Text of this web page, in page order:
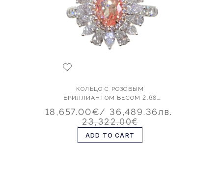
КОЛЬЦО С РОЗОВЫМ
БРИЛЛИАНТОМ ВЕСОМ 2,68
18,657.00€/ 36,489.36лв.
23,322.00€
ADD TO CART